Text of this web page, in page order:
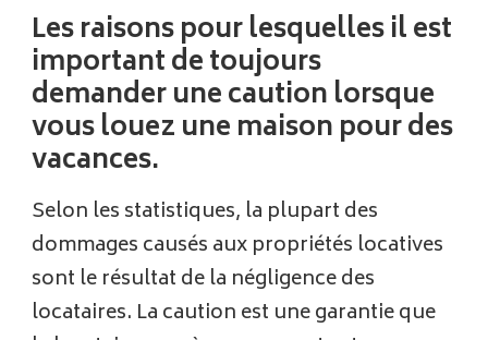
Les raisons pour lesquelles il est
important de toujours
demander une caution lorsque
vous louez une maison pour des
vacances.
Selon les statistiques, la plupart des
dommages causés aux propriétés locatives
sont le résultat de la négligence des
locataires. La caution est une garantie que